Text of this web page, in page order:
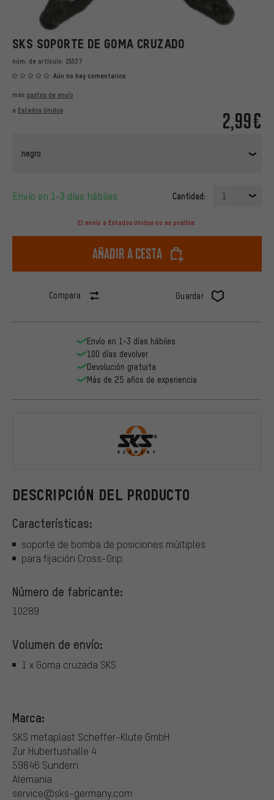
SKS SOPORTE DE GOMA CRUZADO
núm. de artículo: 25537
Aún no hay comentarios
2,99€
más gastos de envío
a Estados Unidos
negro
Envío en 1-3 días hábiles Cantidad: 1
El envío a Estados Unidos no es posible.
Añadir a cesta
Compara Guardar
DESCRIPCIÓN DEL PRODUCTO
Características:
soporte de bomba de posiciones múltiples
para fijación Cross-Grip
Número de fabricante:
10289
Volumen de envío:
1 x Goma cruzada SKS
Marca:
SKS metaplast Scheffer-Klute GmbH
Zur Hubertushalle 4
59846 Sundern
Alemania
service@sks-germany.com
Envío en 1-3 días hábiles
100 días devolver
Devolución gratuita
Más de 25 años de experiencia